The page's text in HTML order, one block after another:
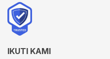
IKUTI KAMI